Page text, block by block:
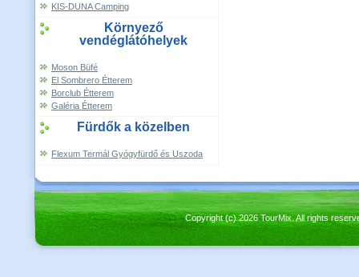
KIS-DUNA Camping
Környező
vendéglátóhelyek
Moson Büfé
El Sombrero Étterem
Borclub Étterem
Galéria Étterem
Fürdők a közelben
Flexum Termál Gyógyfürdő és Uszoda
Copyright (c) 2026 TourMix. All rights